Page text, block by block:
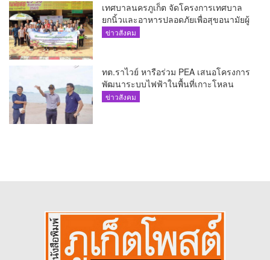
เทศบาลนครภูเก็ต จัดโครงการเทศบาล
ยกนิ้วและอาหารปลอดภัยเพื่อสุขอนามัยผู้
บริโภค
ข่าวสังคม
ทต.ราไวย์ หารือร่วม PEA เสนอโครงการ
พัฒนาระบบไฟฟ้าในพื้นที่เกาะโหลน
ข่าวสังคม